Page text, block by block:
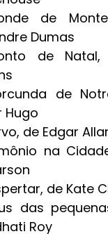
de
Dumas
de Natal,
de
Hugo
de Edgar
na
de Kate
das
Roy